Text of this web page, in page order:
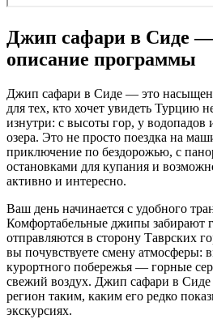
Джип сафари в Сиде —
описание программы
Джип сафари в Сиде — это
для тех, кто хочет увидеть Турцию
изнутри: с высоты гор, у водопадов
озера. Это не просто поездка на
приключение по бездорожью, с
остановками для купания и
активно и интересно.
Ваш день начинается с удобного
Комфортабельные джипы забирают
отправляются в сторону Таврских
вы почувствуете смену атмосферы:
курортного побережья — горные
свежий воздух. Джип сафари в Сиде
регион таким, каким его редко
экскурсиях.